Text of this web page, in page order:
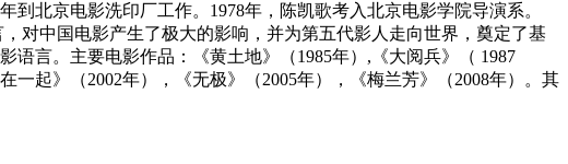
北京电影洗印厂工作。1978年，陈凯歌考入北京电影学院导演系。
对中国电影产生了极大的影响，并为第五代影人走向世界，奠定了基
言。主要电影作品：《黄土地》（1985年）,《大阅兵》（ 1987
起》（2002年），《无极》（2005年），《梅兰芳》（2008年）。其